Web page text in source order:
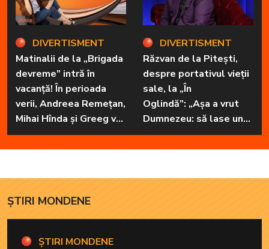
DIVERTISMENT
Matinalii de la „Brigada
devreme” intră în
vacanță! În perioada
verii, Andreea Remețan,
Mihai Hînda și Greeg vor
da, pe rând, trezirea cu
„Dimineți de vacanță”
DIVERTISMENT
Răzvan de la Pitești,
despre portativul vieții
sale, la „În
Oglindă”: „Așa a vrut
Dumnezeu: să lase unul
în familie cu har, harul
de a cânta, să poată să
lipsește”
ȘTIRI MONDENE
ȘTIRI MONDENE